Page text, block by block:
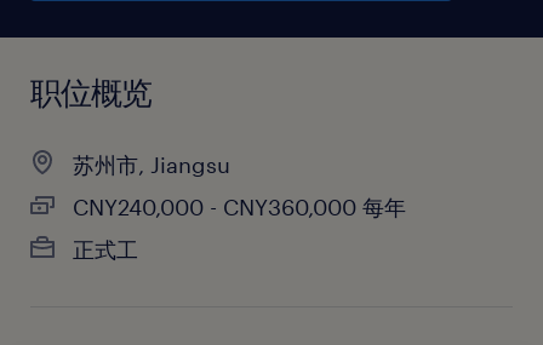
职位概览
苏州市, Jiangsu
CNY240,000 - CNY360,000 每年
正式工